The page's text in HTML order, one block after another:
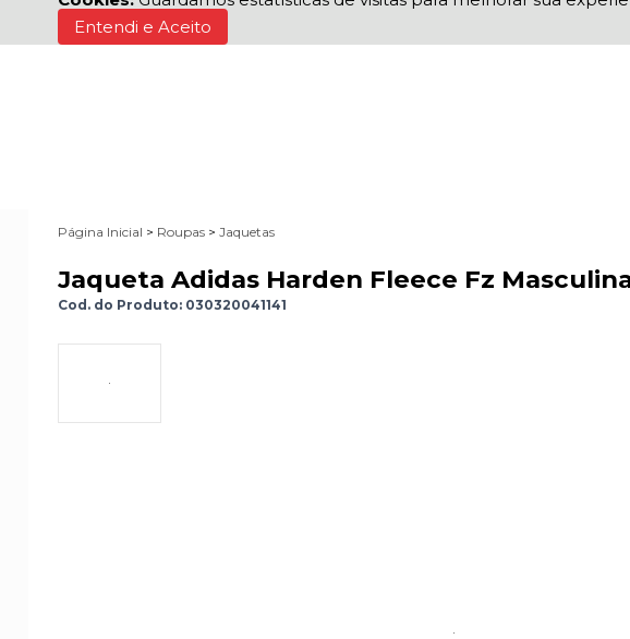
Entendi e Aceito
Página Inicial > Roupas > Jaquetas
Jaqueta Adidas Harden Fleece Fz
Cod. do Produto: 030320041141